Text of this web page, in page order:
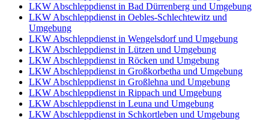
LKW Abschleppdienst in Bad Dürrenberg und Umgebung
LKW Abschleppdienst in Oebles-Schlechtewitz und
Umgebung
LKW Abschleppdienst in Wengelsdorf und Umgebung
LKW Abschleppdienst in Lützen und Umgebung
LKW Abschleppdienst in Röcken und Umgebung
LKW Abschleppdienst in Großkorbetha und Umgebung
LKW Abschleppdienst in Großlehna und Umgebung
LKW Abschleppdienst in Rippach und Umgebung
LKW Abschleppdienst in Leuna und Umgebung
LKW Abschleppdienst in Schkortleben und Umgebung